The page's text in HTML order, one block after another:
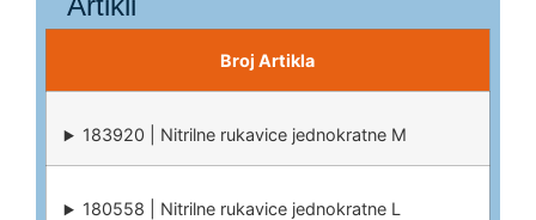
Broj Artikla
183920 | Nitrilne rukavice jednokratne M
180558 | Nitrilne rukavice jednokratne L